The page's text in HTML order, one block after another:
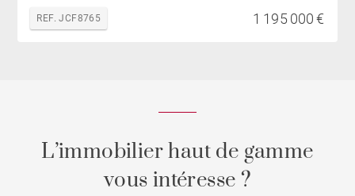
REF. JCF8765 1 195 000 €
L’immobilier haut de gamme
vous intéresse ?